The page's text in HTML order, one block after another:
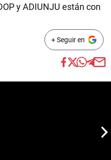
y ADIUNJU están con
+ Seguir en